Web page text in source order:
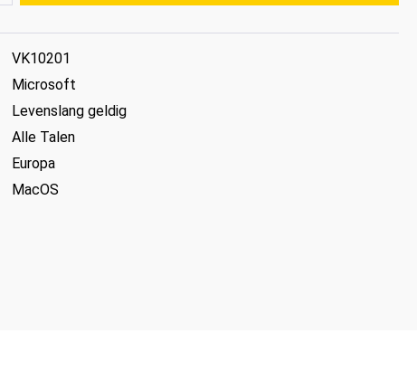
VK10201
Microsoft
Levenslang geldig
Alle Talen
Europa
MacOS